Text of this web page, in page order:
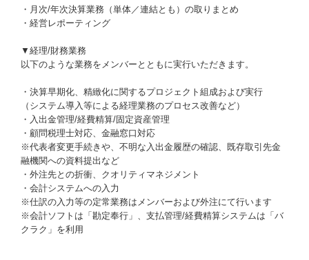
・月次/年次決算業務（単体／連結とも）の取りまとめ
・経営レポーティング
▼経理/財務業務
以下のような業務をメンバーとともに実行いただきます。
・決算早期化、精緻化に関するプロジェクト組成および実行
（システム導入等による経理業務のプロセス改善など）
・入出金管理/経費精算/固定資産管理
・顧問税理士対応、金融窓口対応
※代表者変更手続きや、不明な入出金履歴の確認、既存取引先金
融機関への資料提出など
・外注先との折衝、クオリティマネジメント
・会計システムへの入力
※仕訳の入力等の定常業務はメンバーおよび外注にて行います
※会計ソフトは「勘定奉行」、支払管理/経費精算システムは「バ
クラク」を利用